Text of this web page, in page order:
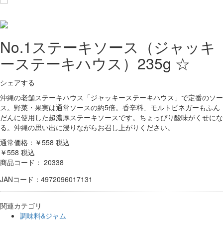
No.1ステーキソース（ジャッキ
ーステーキハウス）235g ☆
シェアする
沖縄の老舗ステーキハウス「ジャッキーステーキハウス」で定番のソー
ス。野菜・果実は通常ソースの約5倍。香辛料、モルトビネガーもふん
だんに使用した超濃厚ステーキソースです。ちょっぴり酸味がくせにな
る。沖縄の思い出に浸りながらお召し上がりください。
通常価格：￥558 税込
￥558 税込
商品コード： 20338
JANコード：4972096017131
関連カテゴリ
調味料&ジャム